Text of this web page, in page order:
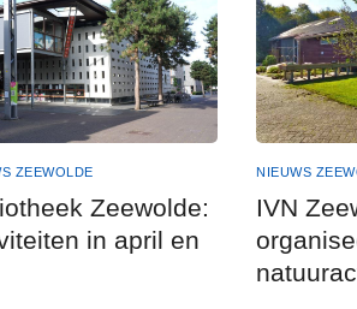
ZEEWOLDE
Zeewolde:
in april en
NIEUWS
IVN